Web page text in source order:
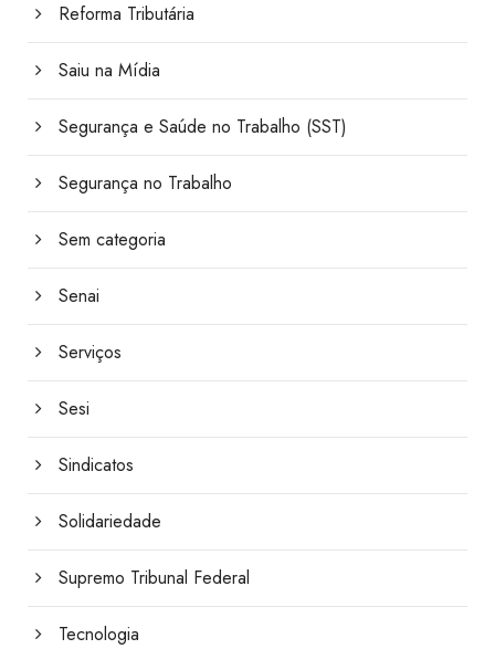
Reforma Tributária
Saiu na Mídia
Segurança e Saúde no Trabalho (SST)
Segurança no Trabalho
Sem categoria
Senai
Serviços
Sesi
Sindicatos
Solidariedade
Supremo Tribunal Federal
Tecnologia